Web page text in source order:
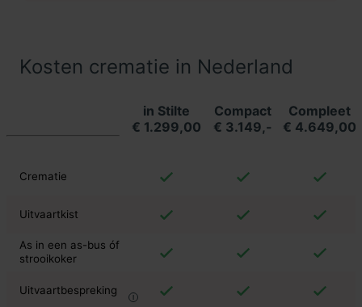
Kosten crematie in Nederland
in Stilte
€ 1.299,00
Compact
€ 3.149,-
Compleet
€ 4.649,00
Crematie
Uitvaartkist
As in een as-bus óf
strooikoker
Uitvaartbespreking